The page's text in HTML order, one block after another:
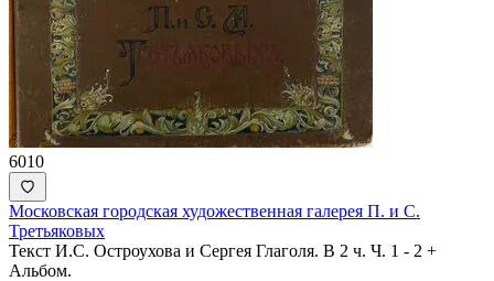
6010
Московская городская художественная галерея П. и С.
Третьяковых
Текст И.С. Остроухова и Сергея Глаголя. В 2 ч. Ч. 1 - 2 +
Альбом.